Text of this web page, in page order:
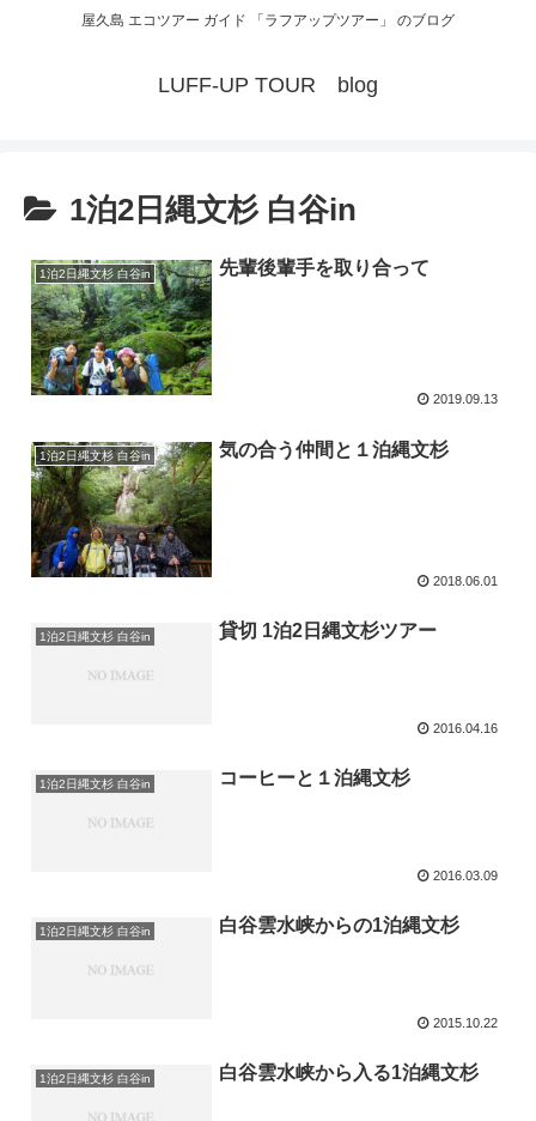
屋久島 エコツアー ガイド 「ラフアップツアー」 のブログ
LUFF-UP TOUR blog
1泊2日縄文杉 白谷in
1泊2日縄文杉 白谷in 先輩後輩手を取り合って
2019.09.13
1泊2日縄文杉 白谷in 気の合う仲間と１泊縄文杉
2018.06.01
1泊2日縄文杉 白谷in 貸切 1泊2日縄文杉ツアー
2016.04.16
1泊2日縄文杉 白谷in コーヒーと１泊縄文杉
2016.03.09
1泊2日縄文杉 白谷in 白谷雲水峡からの1泊縄文杉
2015.10.22
1泊2日縄文杉 白谷in 白谷雲水峡から入る1泊縄文杉